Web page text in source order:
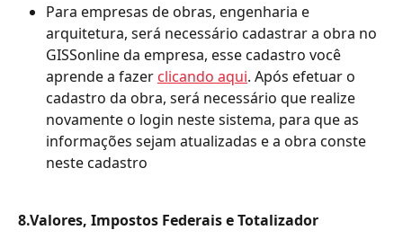
Para empresas de obras, engenharia e
arquitetura, será necessário cadastrar a obra no
GISSonline da empresa, esse cadastro você
aprende a fazer clicando aqui. Após efetuar o
cadastro da obra, será necessário que realize
novamente o login neste sistema, para que as
informações sejam atualizadas e a obra conste
neste cadastro
8.Valores, Impostos Federais e Totalizador